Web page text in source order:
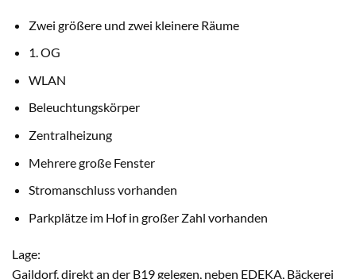
Zwei größere und zwei kleinere Räume
1. OG
WLAN
Beleuchtungskörper
Zentralheizung
Mehrere große Fenster
Stromanschluss vorhanden
Parkplätze im Hof in großer Zahl vorhanden
Lage:
Gaildorf, direkt an der B19 gelegen, neben EDEKA, Bäckerei